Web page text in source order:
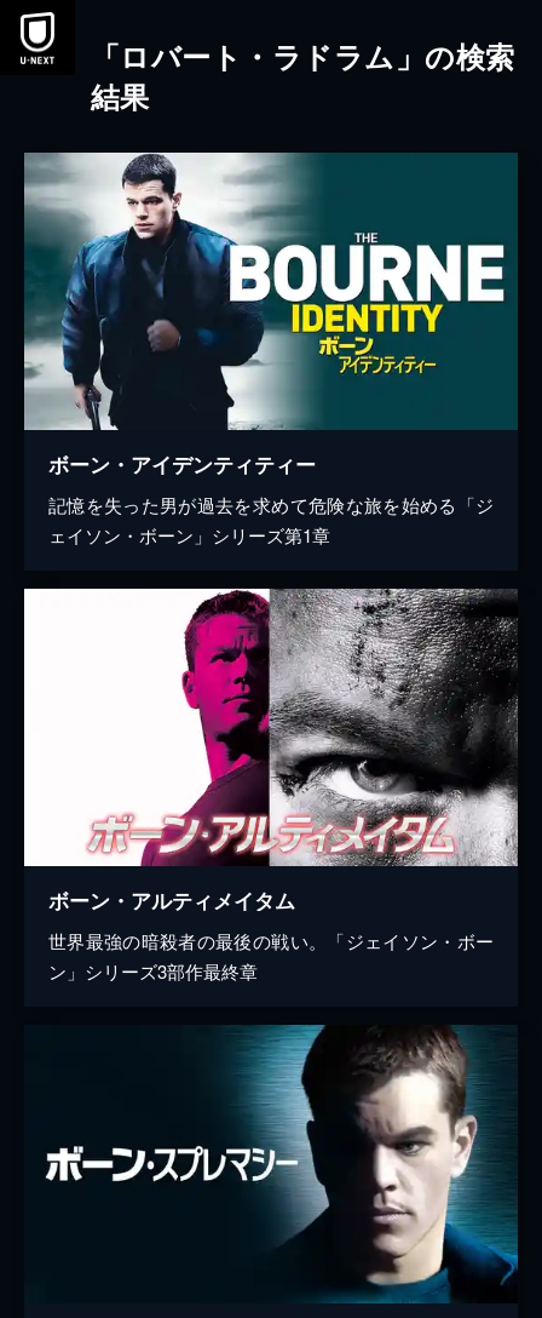
本文へスキップ
「ロバート・ラドラム」の検索
結果
ボーン・アイデンティティー
記憶を失った男が過去を求めて危険な旅を始める「ジ
ェイソン・ボーン」シリーズ第1章
ボーン・アルティメイタム
世界最強の暗殺者の最後の戦い。「ジェイソン・ボー
ン」シリーズ3部作最終章